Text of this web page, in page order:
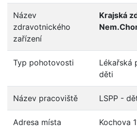
Název
zdravotnického
zařízení
Krajská
Typ pohotovosti
Lékařská
děti
Název pracoviště LSPP -
Adresa místa
Kochova